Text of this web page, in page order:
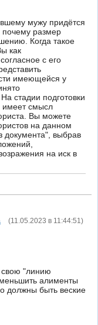
мужу придётся
почему размер
Когда такое
как
с его
имеющейся у
стадии подготовки
имеет смысл
Вы можете
на данном
документа", выбрав
на иск в
(11.05.2023 в 11:44:51)
свою "линию
алименты
должны быть веские